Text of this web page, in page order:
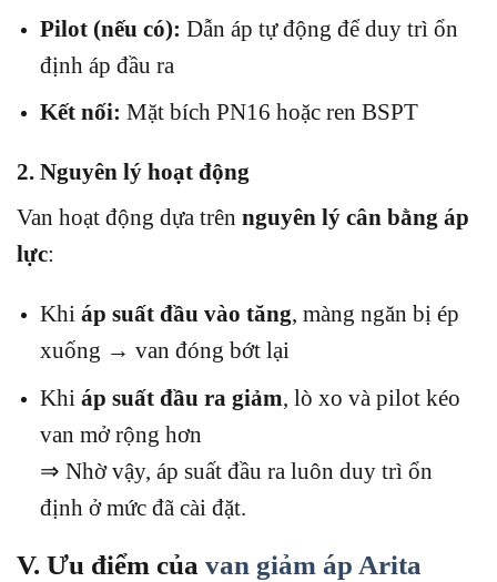
Pilot (nếu có): Dẫn áp tự động để duy trì ổn
định áp đầu ra
Kết nối: Mặt bích PN16 hoặc ren BSPT
2. Nguyên lý hoạt động
Van hoạt động dựa trên nguyên lý cân bằng áp
lực:
Khi áp suất đầu vào tăng, màng ngăn bị ép
xuống → van đóng bớt lại
Khi áp suất đầu ra giảm, lò xo và pilot kéo
van mở rộng hơn
⇒ Nhờ vậy, áp suất đầu ra luôn duy trì ổn
định ở mức đã cài đặt.
V. Ưu điểm của van giảm áp Arita